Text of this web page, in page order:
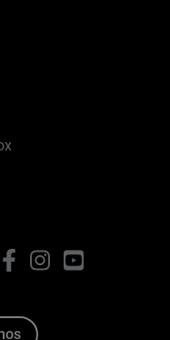
FacebookInstagramYouTube